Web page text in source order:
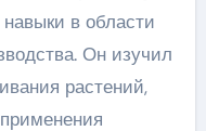
в области
Он изучил
растений,